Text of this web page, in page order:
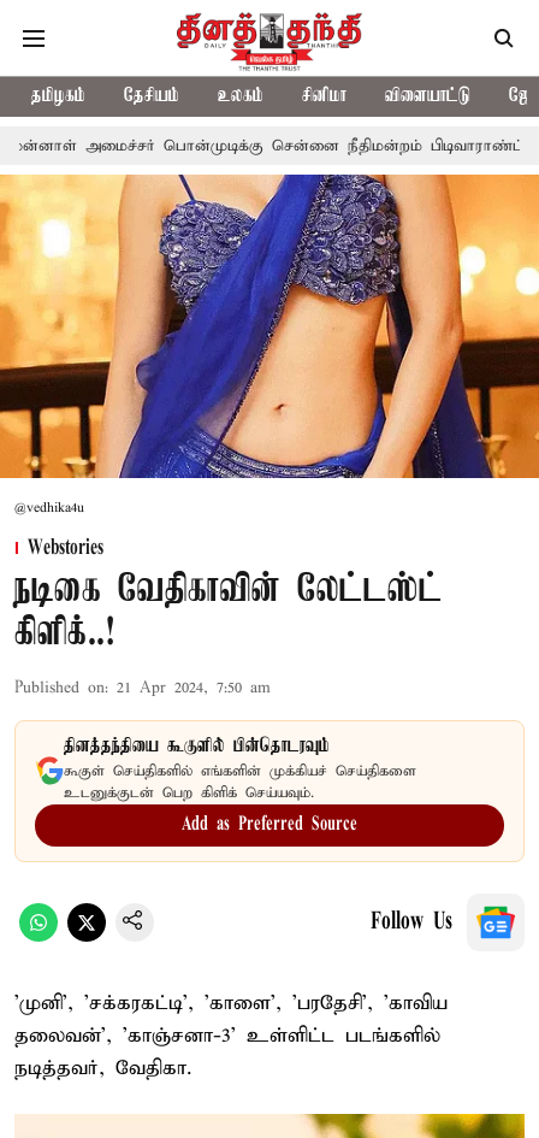
தமிழகம் தேசியம் உலகம் சினிமா விளையாட்டு
சென்னை நீதிமன்றம் பிடிவாராண்ட் தொலைநோக்கு
@vedhika4u
Webstories
நடிகை வேதிகாவின் லேட்டஸ்ட்
கிளிக்..!
Published on: 21 Apr 2024, 7:50 am
தினத்தந்தியை கூகுளில் பின்தொடரவும்
கூகுள் செய்திகளில் எங்களின் முக்கியச் செய்திகளை
உடனுக்குடன் பெற கிளிக் செய்யவும்.
Add as Preferred Source
Follow Us
'முனி', 'சக்கரகட்டி', 'காளை', 'பரதேசி', 'காவிய
தலைவன்', 'காஞ்சனா-3' உள்ளிட்ட படங்களில்
நடித்தவர், வேதிகா.